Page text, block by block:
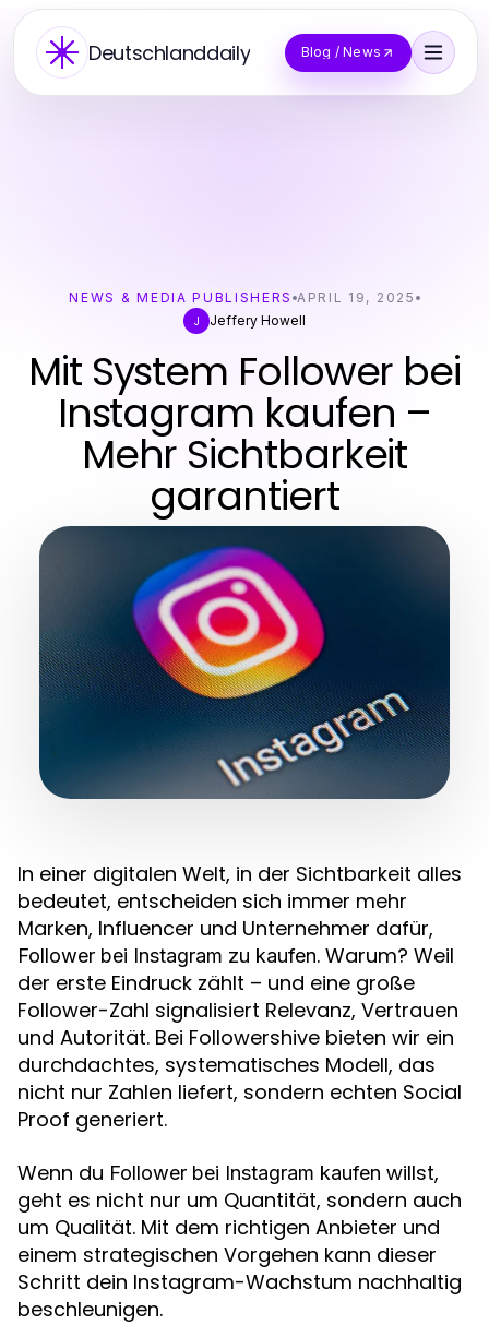
Deutschlanddaily Blog / News
NEWS & MEDIA PUBLISHERS APRIL 19, 2025
J
Jeffery Howell
Mit System Follower bei
Instagram kaufen –
Mehr Sichtbarkeit
garantiert
In einer digitalen Welt, in der Sichtbarkeit alles
bedeutet, entscheiden sich immer mehr
Marken, Influencer und Unternehmer dafür,
Follower bei Instagram zu kaufen. Warum? Weil
der erste Eindruck zählt – und eine große
Follower-Zahl signalisiert Relevanz, Vertrauen
und Autorität. Bei Followershive bieten wir ein
durchdachtes, systematisches Modell, das
nicht nur Zahlen liefert, sondern echten Social
Proof generiert.
Wenn du Follower bei Instagram kaufen willst,
geht es nicht nur um Quantität, sondern auch
um Qualität. Mit dem richtigen Anbieter und
einem strategischen Vorgehen kann dieser
Schritt dein Instagram-Wachstum nachhaltig
beschleunigen.